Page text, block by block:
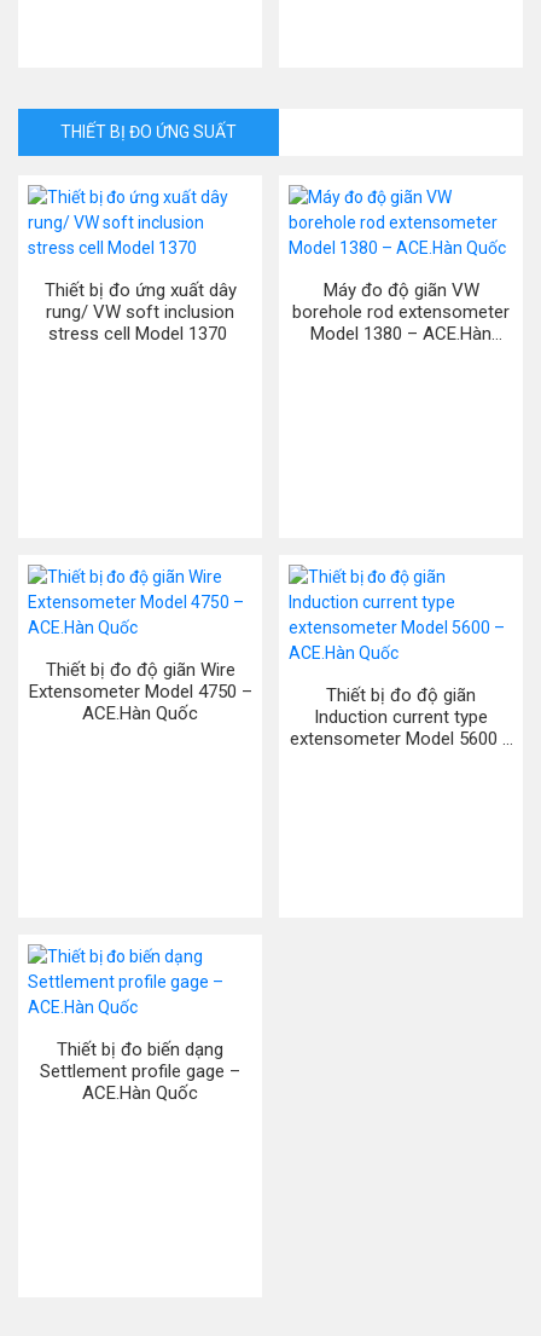
THIẾT BỊ ĐO ỨNG SUẤT
Thiết bị đo ứng xuất dây
rung/ VW soft inclusion
stress cell Model 1370
Máy đo độ giãn VW
borehole rod extensometer
Model 1380 – ACE.Hàn
Thiết bị đo độ giãn Wire
Extensometer Model 4750 –
ACE.Hàn Quốc
Thiết bị đo độ giãn
Induction current type
extensometer Model 5600 –
Thiết bị đo biến dạng
Settlement profile gage –
ACE.Hàn Quốc